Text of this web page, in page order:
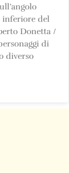
inferiore del
Donetta /
di
diverso